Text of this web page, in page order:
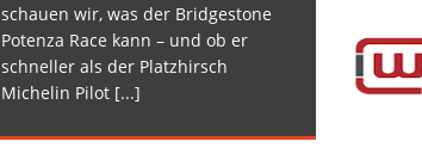
schauen wir, was der Bridgestone
Potenza Race kann – und ob er
schneller als der Platzhirsch
Michelin Pilot [...]